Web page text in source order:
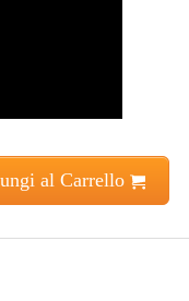
al Carrello